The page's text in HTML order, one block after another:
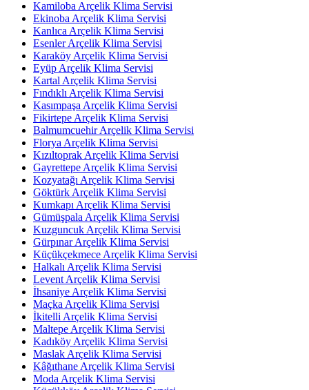
Kamiloba Arçelik Klima Servisi
Ekinoba Arçelik Klima Servisi
Kanlıca Arçelik Klima Servisi
Esenler Arçelik Klima Servisi
Karaköy Arçelik Klima Servisi
Eyüp Arçelik Klima Servisi
Kartal Arçelik Klima Servisi
Fındıklı Arçelik Klima Servisi
Kasımpaşa Arçelik Klima Servisi
Fikirtepe Arçelik Klima Servisi
Balmumcuehir Arçelik Klima Servisi
Florya Arçelik Klima Servisi
Kızıltoprak Arçelik Klima Servisi
Gayrettepe Arçelik Klima Servisi
Kozyatağı Arçelik Klima Servisi
Göktürk Arçelik Klima Servisi
Kumkapı Arçelik Klima Servisi
Gümüşpala Arçelik Klima Servisi
Kuzguncuk Arçelik Klima Servisi
Gürpınar Arçelik Klima Servisi
Küçükçekmece Arçelik Klima Servisi
Halkalı Arçelik Klima Servisi
Levent Arçelik Klima Servisi
İhsaniye Arçelik Klima Servisi
Maçka Arçelik Klima Servisi
İkitelli Arçelik Klima Servisi
Maltepe Arçelik Klima Servisi
Kadıköy Arçelik Klima Servisi
Maslak Arçelik Klima Servisi
Kâğıthane Arçelik Klima Servisi
Moda Arçelik Klima Servisi